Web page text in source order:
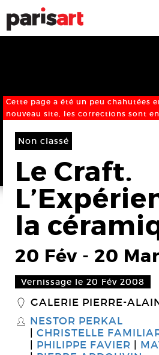
Cette page a été un peu chahutées
nouveau site, les corrections sont
Non classé
Le Craft.
la
20 Fév - 20
Vernissage le 20 Fév 2008
_ GALERIE PIERRE-
S NESTOR PERKAL
CHRISTELLE
PHILIPPE FAVIER